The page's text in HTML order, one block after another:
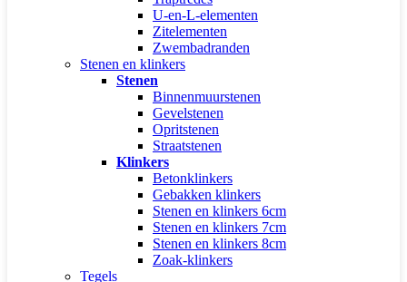
U-en-L-elementen
Zitelementen
Zwembadranden
Stenen en klinkers
Stenen
Binnenmuurstenen
Gevelstenen
Opritstenen
Straatstenen
Klinkers
Betonklinkers
Gebakken klinkers
Stenen en klinkers 6cm
Stenen en klinkers 7cm
Stenen en klinkers 8cm
Zoak-klinkers
Tegels